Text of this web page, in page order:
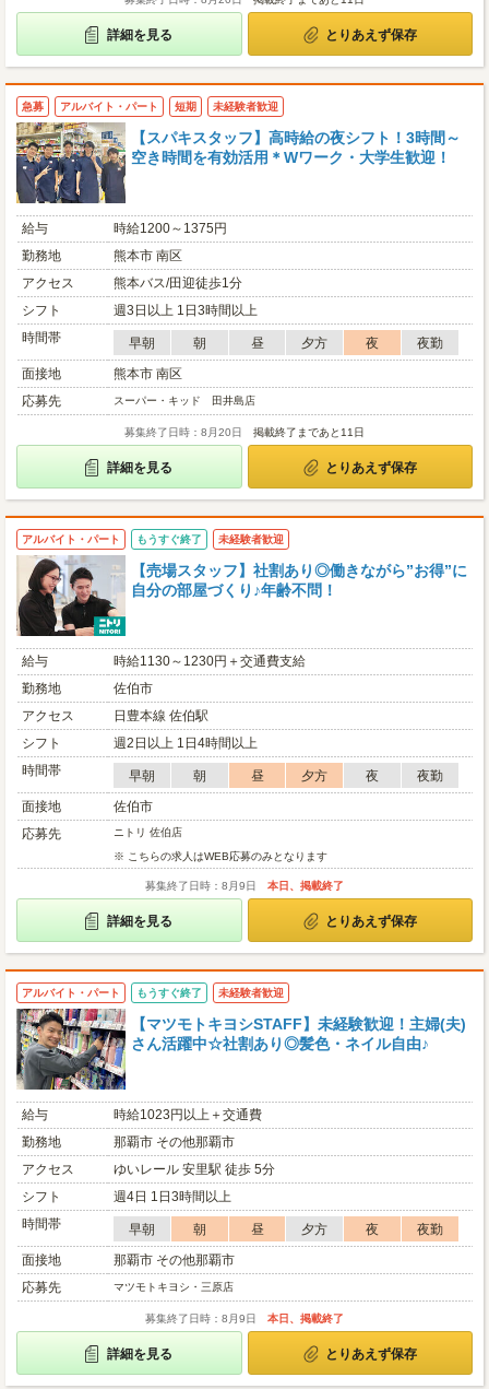
詳細を見る とりあえず保存
急募 アルバイト・パート 短期 未経験者歓迎
【スパキスタッフ】高時給の夜シフト！3時間～
空き時間を有効活用＊Wワーク・大学生歓迎！
給与
時給1200～1375円
勤務地
熊本市 南区
アクセス
熊本バス/田迎徒歩1分
シフト
週3日以上 1日3時間以上
時間帯
早朝 朝 昼 夕方 夜
夜勤
面接地
熊本市 南区
応募先
スーパー・キッド 田井島店
募集終了日時：8月20日 掲載終了まであと11日
詳細を見る とりあえず保存
アルバイト・パート もうすぐ終了 未経験者歓迎
【売場スタッフ】社割あり◎働きながら”お得”に
自分の部屋づくり♪年齢不問！
給与
時給1130～1230円＋交通費支給
勤務地
佐伯市
アクセス
日豊本線 佐伯駅
シフト
週2日以上 1日4時間以上
時間帯
早朝 朝 昼 夕方 夜
夜勤
面接地
佐伯市
応募先
ニトリ 佐伯店
※ こちらの求人はWEB応募のみとなります
募集終了日時：8月9日 本日、掲載終了
詳細を見る とりあえず保存
アルバイト・パート もうすぐ終了 未経験者歓迎
【マツモトキヨシSTAFF】未経験歓迎！主婦(夫)
さん活躍中☆社割あり◎髪色・ネイル自由♪
給与
時給1023円以上＋交通費
勤務地
那覇市 その他那覇市
アクセス
ゆいレール 安里駅 徒歩 5分
シフト
週4日 1日3時間以上
時間帯
早朝 朝 昼 夕方 夜
夜勤
面接地
那覇市 その他那覇市
応募先
マツモトキヨシ・三原店
募集終了日時：8月9日 本日、掲載終了
詳細を見る とりあえず保存